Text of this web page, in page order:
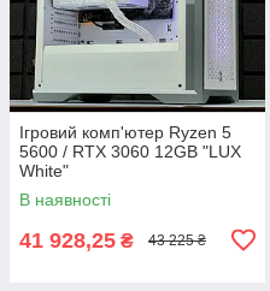
Ігровий комп'ютер Ryzen 5
5600 / RTX 3060 12GB "LUX
White"
В наявності
41 928,25 ₴ 43 225 ₴